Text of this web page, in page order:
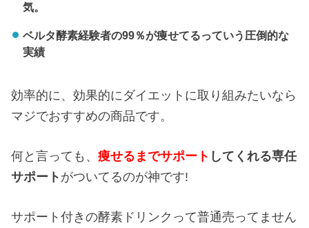
気。
ベルタ酵素経験者の99％が痩せてるっていう圧倒的な
実績
効率的に、効果的にダイエットに取り組みたいなら
マジでおすすめの商品です。
何と言っても、痩せるまでサポート してくれる専任
サポート がついてるのが神です!
サポート付きの酵素ドリンクって普通売ってません